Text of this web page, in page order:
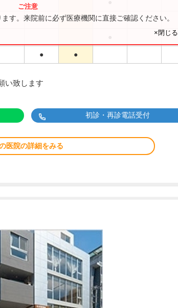
● ●
● ●
す。来院前に必ず医療機関に直接ご確認ください。
×閉じる
い致します
初診・再診電話受付
医院の詳細をみる